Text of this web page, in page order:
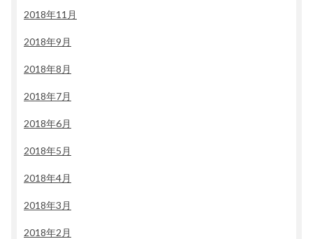
2018年11月
2018年9月
2018年8月
2018年7月
2018年6月
2018年5月
2018年4月
2018年3月
2018年2月